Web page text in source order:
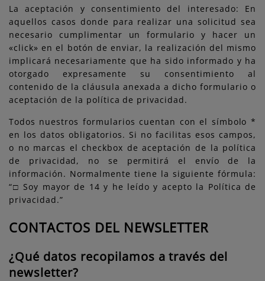
La aceptación y consentimiento del interesado: En
aquellos casos donde para realizar una solicitud sea
necesario cumplimentar un formulario y hacer un
«click» en el botón de enviar, la realización del mismo
implicará necesariamente que ha sido informado y ha
otorgado expresamente su consentimiento al
contenido de la cláusula anexada a dicho formulario o
aceptación de la política de privacidad.
Todos nuestros formularios cuentan con el símbolo *
en los datos obligatorios. Si no facilitas esos campos,
o no marcas el checkbox de aceptación de la política
de privacidad, no se permitirá el envío de la
información. Normalmente tiene la siguiente fórmula:
“□ Soy mayor de 14 y he leído y acepto la Política de
privacidad.”
CONTACTOS DEL NEWSLETTER
¿Qué datos recopilamos a través del
newsletter?